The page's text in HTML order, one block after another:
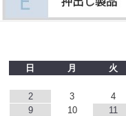
日
月 火
2
3 4
9
10 11